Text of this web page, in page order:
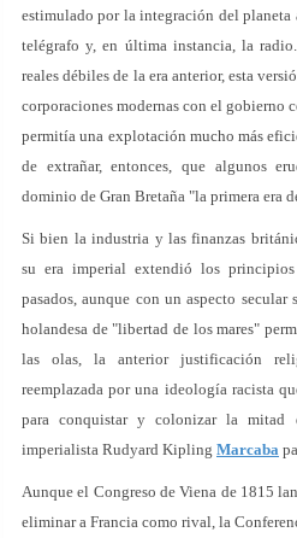
estimulado por la integración del planeta
telégrafo y, en última instancia, la
reales débiles de la era anterior, esta
corporaciones modernas con el gobierno
permitía una explotación mucho más
de extrañar, entonces, que algunos
dominio de Gran Bretaña "la primera era
Si bien la industria y las finanzas
su era imperial extendió los
pasados, aunque con un aspecto
holandesa de "libertad de los mares"
las olas, la anterior justificación
reemplazada por una ideología racista
para conquistar y colonizar la mitad
imperialista Rudyard Kipling Marcaba
Aunque el Congreso de Viena de 1815
eliminar a Francia como rival, la